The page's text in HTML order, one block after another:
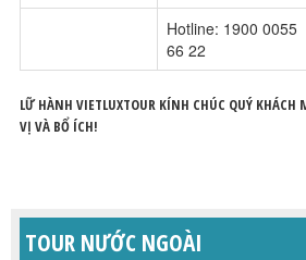
Hotline: 1900
66 22
LỮ HÀNH VIETLUXTOUR KÍNH CHÚC QUÝ
VỊ VÀ BỔ ÍCH!
TOUR NƯỚC NGOÀI